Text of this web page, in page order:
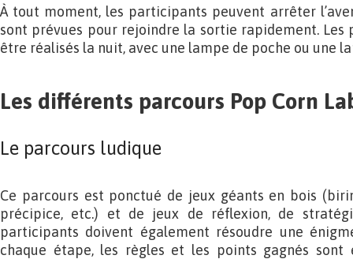
À tout moment, les participants peuvent arrêter
sont prévues pour rejoindre la sortie rapidement. Les
être réalisés la nuit, avec une lampe de poche ou une
Les différents parcours Pop Corn
Le parcours ludique
Ce parcours est ponctué de jeux géants en bois
précipice, etc.) et de jeux de réflexion, de
participants doivent également résoudre une
chaque étape, les règles et les points gagnés